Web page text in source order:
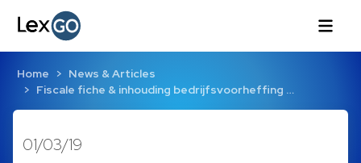
Home
News & Articles
Fiscale fiche & inhouding bedrijfsvoorheffing …
01/03/19